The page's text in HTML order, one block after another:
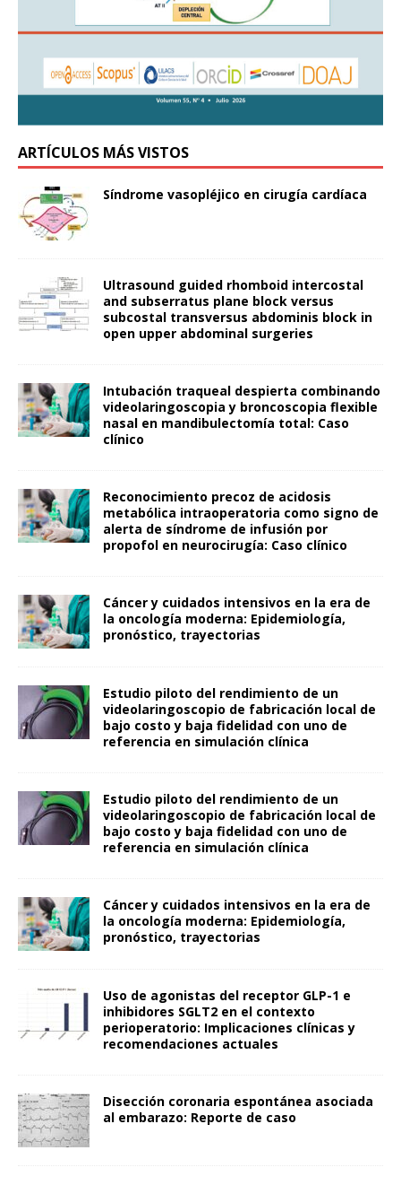
ARTÍCULOS MÁS VISTOS
Síndrome vasopléjico en cirugía cardíaca
Ultrasound guided rhomboid intercostal
and subserratus plane block versus
subcostal transversus abdominis block in
open upper abdominal surgeries
Intubación traqueal despierta combinando
videolaringoscopia y broncoscopia flexible
nasal en mandibulectomía total: Caso
clínico
Reconocimiento precoz de acidosis
metabólica intraoperatoria como signo de
alerta de síndrome de infusión por
propofol en neurocirugía: Caso clínico
Cáncer y cuidados intensivos en la era de
la oncología moderna: Epidemiología,
pronóstico, trayectorias
Estudio piloto del rendimiento de un
videolaringoscopio de fabricación local de
bajo costo y baja fidelidad con uno de
referencia en simulación clínica
Estudio piloto del rendimiento de un
videolaringoscopio de fabricación local de
bajo costo y baja fidelidad con uno de
referencia en simulación clínica
Cáncer y cuidados intensivos en la era de
la oncología moderna: Epidemiología,
pronóstico, trayectorias
Uso de agonistas del receptor GLP-1 e
inhibidores SGLT2 en el contexto
perioperatorio: Implicaciones clínicas y
recomendaciones actuales
Disección coronaria espontánea asociada
al embarazo: Reporte de caso